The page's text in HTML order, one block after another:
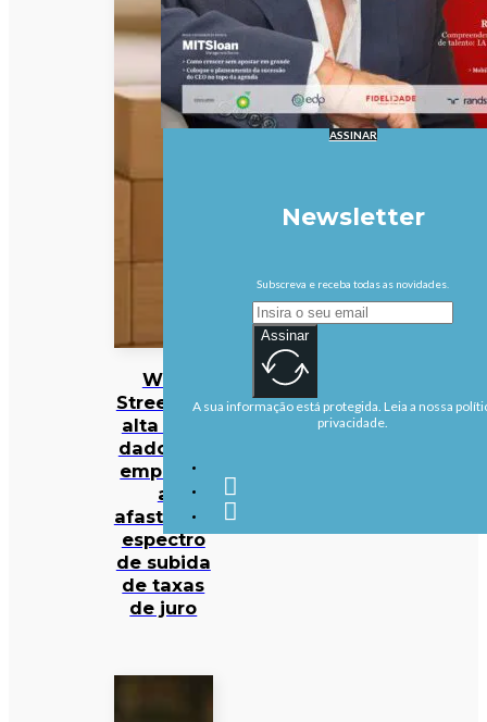
Wall
Street em
alta com
dados de
emprego
a
afastarem
espectro
de subida
de taxas
de juro
ASSINAR
Newsletter
Subscreva e receba todas as novidades.
Assinar
A sua informação está protegida. Leia a nossa
privacidade.